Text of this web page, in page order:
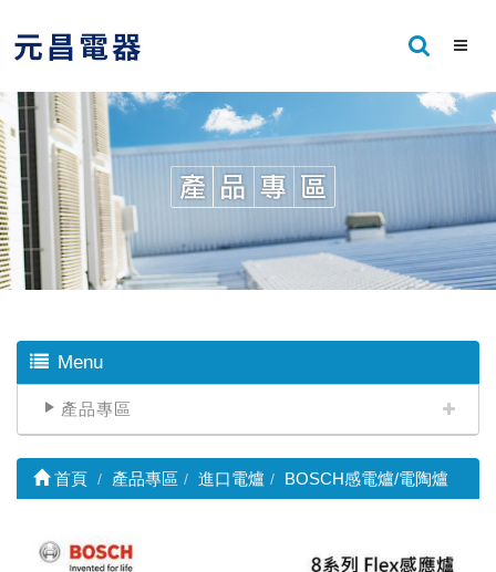
Menu
產品專區
首頁 產品專區 進口電爐 BOSCH感電爐/電陶爐